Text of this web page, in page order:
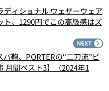
ディショナル ウェザーウェア
、1290円でこの高級感はズ
鞄、PORTERの“二刀流”ビ
月間ベスト3】（2024年1